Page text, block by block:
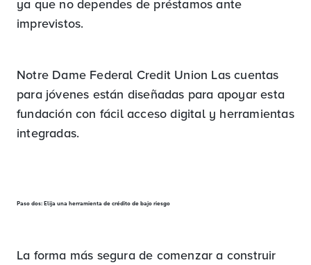
ya que no dependes de préstamos ante
imprevistos.
Notre Dame Federal Credit Union Las cuentas
para jóvenes están diseñadas para apoyar esta
fundación con fácil acceso digital y herramientas
integradas.
Paso dos: Elija una herramienta de crédito de bajo riesgo
La forma más segura de comenzar a construir